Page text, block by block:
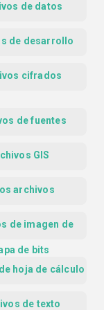
de datos
de desarrollo
cifrados
de fuentes
GIS
archivos
de imagen de
de bits
hoja de cálculo
de texto